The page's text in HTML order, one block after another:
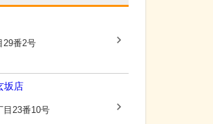
29番2号
坂店
目23番10号